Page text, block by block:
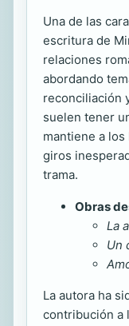
Una de las
escritura de
relaciones
abordando
reconciliación
suelen tener
mantiene a
giros
trama.
Obras
La
Un
La autora ha
contribución a